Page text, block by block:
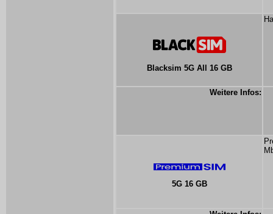
Blacksim 5G All 16 GB
Weitere Infos:
5G 16 GB